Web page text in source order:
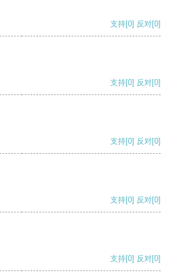
支持[0] 反对[0]
支持[0] 反对[0]
支持[0] 反对[0]
支持[0] 反对[0]
支持[0] 反对[0]